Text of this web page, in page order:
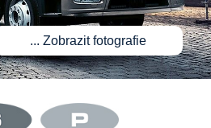
... Zobrazit fotografie